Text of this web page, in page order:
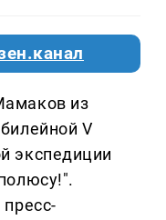
из
V
экспедиции